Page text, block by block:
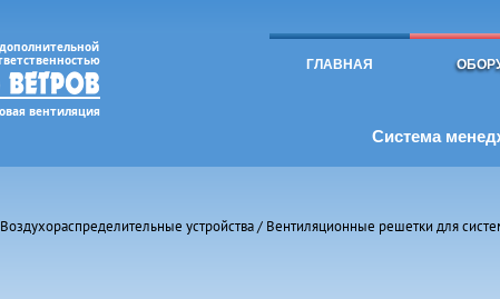
Toggle
navigationГЛАВНАЯ
Система
Воздухораспределительные устройства/ Вентиляционные решетки для